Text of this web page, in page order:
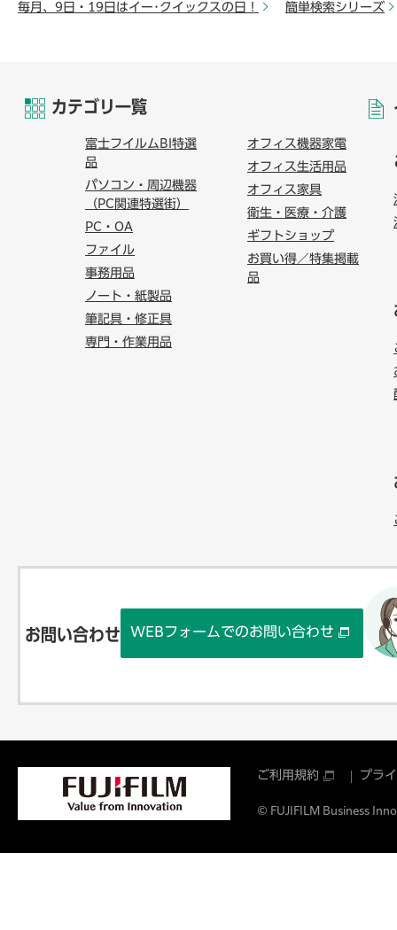
毎月、9日・19日はイー･クイックスの日！
簡単検索シリーズ
カテゴリ一覧
富士フイルムBI特選
品
パソコン・周辺機器
（PC関連特選街）
PC・OA
ファイル
事務用品
ノート・紙製品
筆記具・修正具
専門・作業用品
オフィス機器家電
オフィス生活用品
オフィス家具
衛生・医療・介護
ギフトショップ
お買い得／特集掲載
品
お問い合わせ WEBフォームでのお問い合わせ
ご利用規約 プラ
© FUJIFILM Business